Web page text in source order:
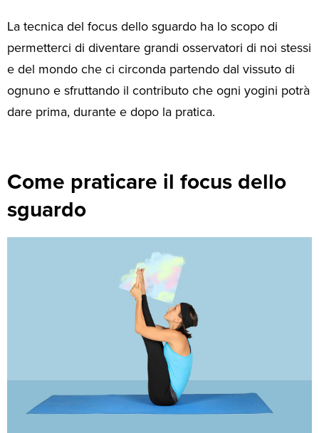
La tecnica del focus dello sguardo ha lo scopo di
permetterci di diventare grandi osservatori di noi stessi
e del mondo che ci circonda partendo dal vissuto di
ognuno e sfruttando il contributo che ogni yogini potrà
dare prima, durante e dopo la pratica.
Come praticare il focus dello
sguardo